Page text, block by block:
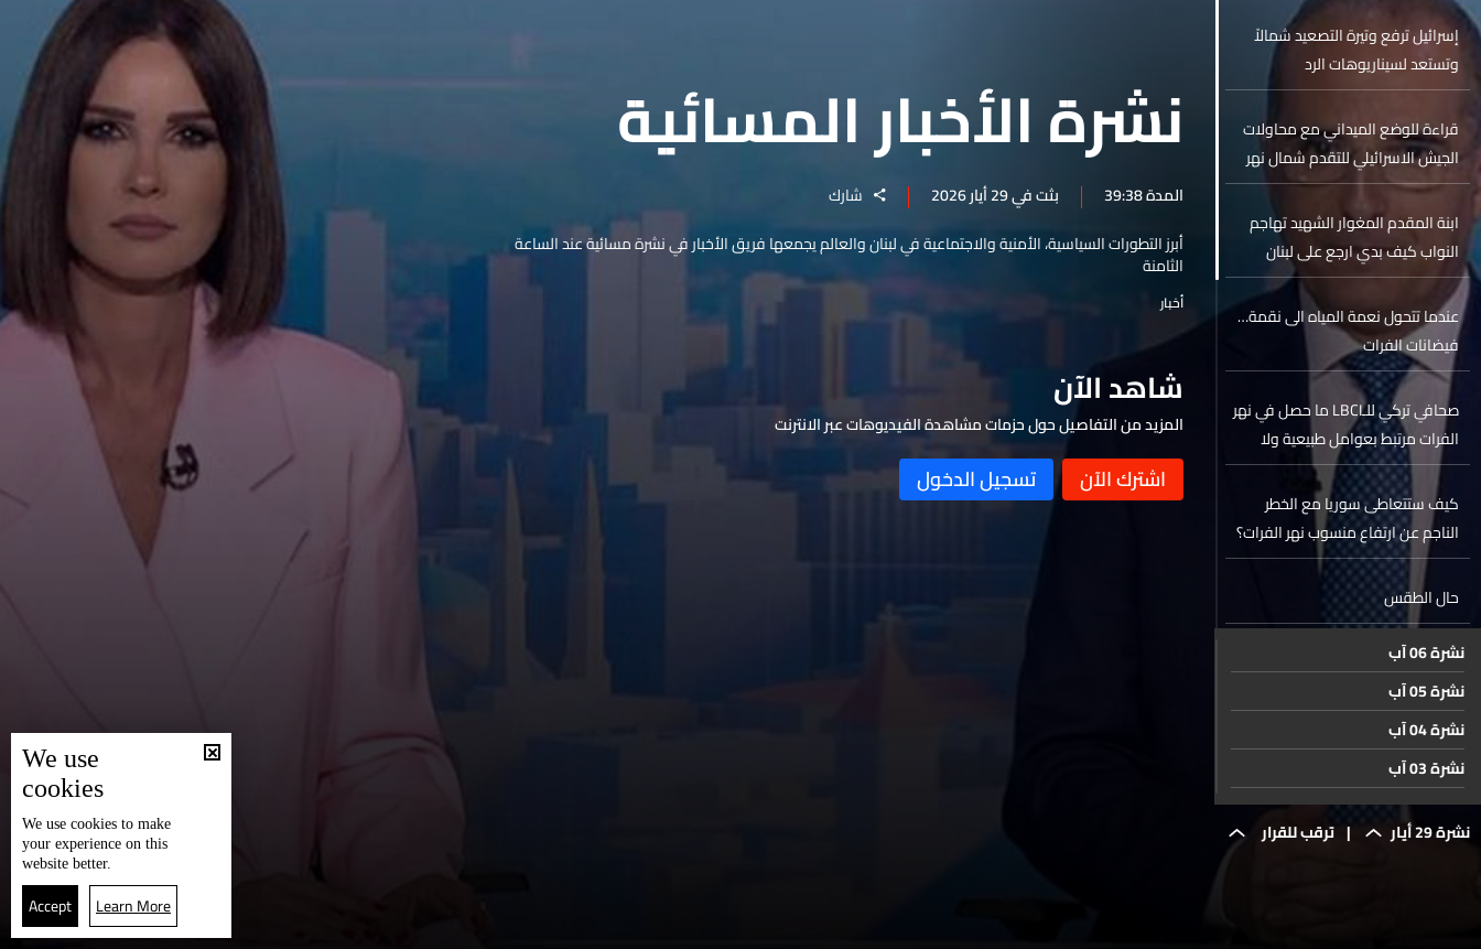
نشرة الأخبار المسائية
المدة 39:38 بثت في 29 أيار 2026
شارك
أبرز التطورات السياسية، الأمنية والاجتماعية في لبنان والعالم يجمعها فريق الأخبار في نشرة مسائية عند الساعة
الثامنة
أخبار
شاهد الآن
المزيد من التفاصيل حول حزمات مشاهدة الفيديوهات عبر الانترنت
إسرائيل ترفع وتيرة التصعيد شمالاً
وتستعد لسيناريوهات الرد
قراءة للوضع الميداني مع محاولات
الجيش الاسرائيلي للتقدم شمال نهر
الليطاني...
ابنة المقدم المغوار الشهيد تهاجم
النواب كيف بدي ارجع على لبنان
وامشي بالشارع مع قاتل بيي؟... في
الجزء الرابع عشر من سلسلة العفو
العام الشامل يقتل الشهيد والضحية
مرتين
عندما تتحول نعمة المياه الى نقمة…
فيضانات الفرات
صحافي تركي للـLBCI ما حصل في نهر
الفرات مرتبط بعوامل طبيعية ولا
علاقة للسياسة به
كيف ستتعاطى سوريا مع الخطر
الناجم عن ارتفاع منسوب نهر الفرات؟
حال الطقس
نشرة 29 أيار | ترقب للقرار
نشرة 06 آب
نشرة 05 آب
نشرة 04 آب
نشرة 03 آب
نشرة 02 آب
نشرة 01 آب
We use
cookies
We use cookies to make
your experience on this
website better.
Accept Learn More